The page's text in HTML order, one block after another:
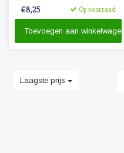
€8,25 Op voorraad
Toevoegen aan winkelwagen
Laagste prijs